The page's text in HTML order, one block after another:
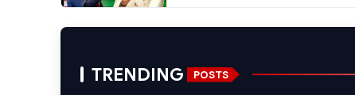
TRENDING POSTS